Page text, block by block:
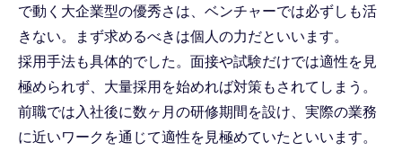
で動く大企業型の優秀さは、ベンチャーでは必ずしも活
きない。まず求めるべきは個人の力だといいます。
採用手法も具体的でした。面接や試験だけでは適性を見
極められず、大量採用を始めれば対策もされてしまう。
前職では入社後に数ヶ月の研修期間を設け、実際の業務
に近いワークを通じて適性を見極めていたといいます。